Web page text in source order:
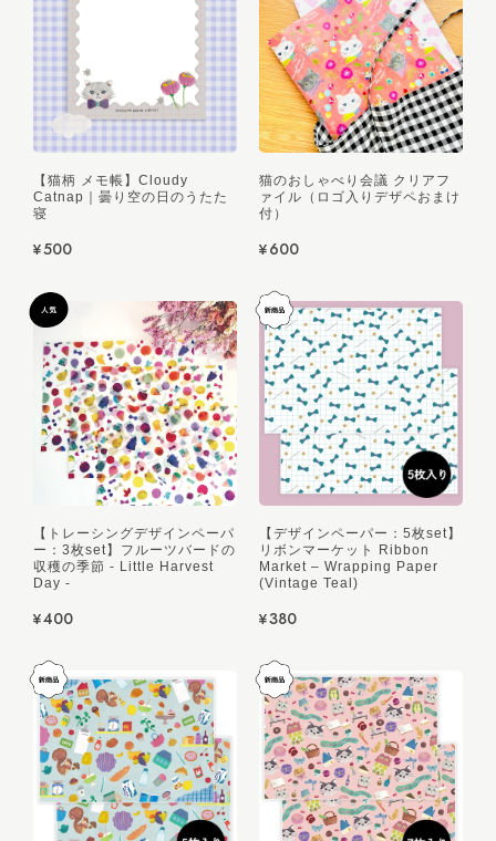
【猫柄 メモ帳】Cloudy
Catnap｜曇り空の日のうたた
寝
¥500
猫のおしゃべり会議 クリアフ
ァイル（ロゴ入りデザペおまけ
付）
¥600
【トレーシングデザインペーパ
ー：3枚set】フルーツバードの
収穫の季節 - Little Harvest
Day -
¥400
【デザインペーパー：5枚set】
リボンマーケット Ribbon
Market – Wrapping Paper
(Vintage Teal)
¥380